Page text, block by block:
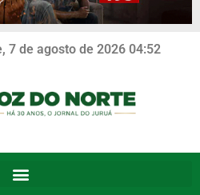
7 de agosto de 2026 04:52